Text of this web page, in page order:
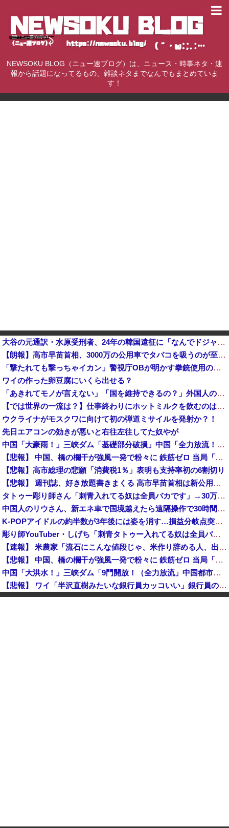
NEWSOKU BLOG（ニュー速ブログ）は、ニュース・時事ネタ・速
報から話題になってるもの、雑談ネタまでなんでもまとめていま
す！
大谷の元通訳・水原受刑者、24年の韓国遠征に「なんでドジャースが韓国に？」「日本なら分かるんだけど」「みんな気が乗らない」と語っていたことが判明
【朗報】高市早苗首相、3000万の公用車でタバコを吸うのが至福の時間他
「撃たれても撃っちゃイカン」警視庁OBが明かす拳銃使用の葛藤…河内長野「2発で射殺」なぜ起きた？！
ワイの作った卵豆腐にいくら出せる？
「あきれてモノが言えない」「国を維持できるの？」外国人の永住許可要件の厳格化で在日中国人の本音は？
【では世界の一流は？】仕事終わりにホットミルクを飲むのは三流。瞑想するのは二流
ウクライナがモスクワに向けて初の弾道ミサイルを発射か？！
先日エアコンの効きが悪いと右往左往してた奴やが
中国「大豪雨！」三峡ダム「基礎部分破損」中国「全力放流！」台風13号「中国上陸予測」台風15号「中国接近（画像」中国「台風同時上陸！（穀物生産が壊滅危機」→
【悲報】 中国、橋の欄干が強風一発で粉々に 鉄筋ゼロ 当局「接着剤でくっつけただけ」「正常で、品質問題はない」
【悲報】高市総理の悲願「消費税1％」表明も支持率初の6割切り
【悲報】 週刊誌、好き放題書きまくる 高市早苗首相は新公用車の贅を尽くした後部座席でたばこを吸うのが至福の時間「どんどん延びる乗車時間」
タトゥー彫り師さん「刺青入れてる奴は全員バカです」→30万再生ｗｗｗｗｗｗ
中国人のリウさん、新エネ車で国境越えたら遠隔操作で30時間ロックされる！
K-POPアイドルの約半数が3年後には姿を消す…損益分岐点突破は4％未満
彫り師YouTuber・しげち「刺青タトゥー入れてる奴は全員バカです」「すごい民度低い」「5000円好きなんすよ、バカって」
【速報】 米農家「流石にこんな値段じゃ、米作り辞める人、出るんじゃないかなあ？？」
【悲報】 中国、橋の欄干が強風一発で粉々に 鉄筋ゼロ 当局「接着剤でくっつけただけ」「正常で、品質問題はない」
中国「大洪水！」三峡ダム「9門開放！（全力放流」中国都市「三峡沿線の道路水没」中国政府「高速道路封鎖！」中国ダム「緊急放流に合わせて開門（土砂崩れ発生」→
【悲報】 ワイ「半沢直樹みたいな銀行員カッコいい」銀行員の友人「あんな奴居ねえよ」
【朗報】 秋田県、UAEのオイルマネー2兆円が転がり込んでガチで東北最強になるぞｗｗｗｗｗｗｗ